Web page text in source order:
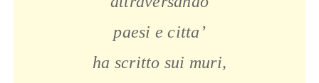
paesi e citta’
ha scritto sui muri,